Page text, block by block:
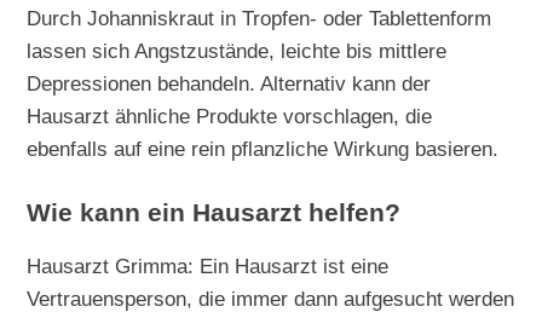
Durch Johanniskraut in Tropfen- oder Tablettenform
lassen sich Angstzustände, leichte bis mittlere
Depressionen behandeln. Alternativ kann der
Hausarzt ähnliche Produkte vorschlagen, die
ebenfalls auf eine rein pflanzliche Wirkung basieren.
Wie kann ein Hausarzt helfen?
Hausarzt Grimma: Ein Hausarzt ist eine
Vertrauensperson, die immer dann aufgesucht werden